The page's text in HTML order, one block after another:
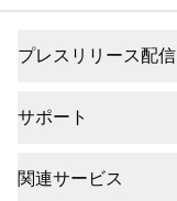
プレスリリース配信
サポート
関連サービス